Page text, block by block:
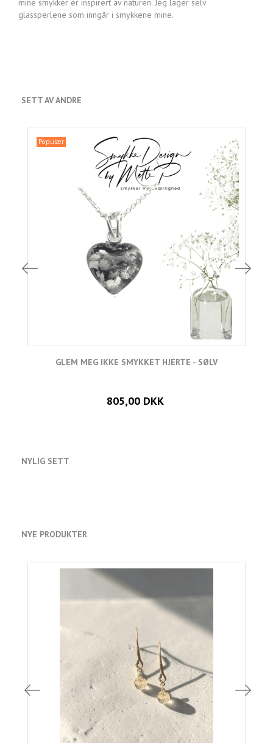
mine smykker er inspirert av naturen. Jeg lager selv
glassperlene som inngår i smykkene mine.
SETT AV ANDRE
Populær
GLEM MEG IKKE SMYKKET HJERTE - SØLV
805,00 DKK
NYLIG SETT
NYE PRODUKTER